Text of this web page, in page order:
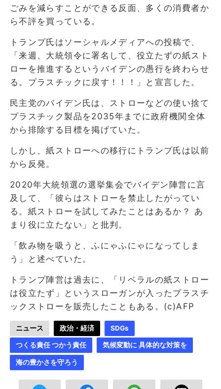
ごみを減らすことができる反面、多くの消費者か
ら不評を買っている。
トランプ氏はソーシャルメディアへの投稿で、
「来週、大統領令に署名して、役立たずの紙スト
ローを推進するというバイデンの愚行を終わらせ
る。プラスチックに戻す！！！」と宣言した。
民主党のバイデン氏は、ストローなどの使い捨て
プラスチック製品を2035年までに政府機関全体
から排除する目標を掲げていた。
しかし、紙ストローへの移行にトランプ氏は以前
から反発。
2020年大統領選の選挙集会でバイデン陣営に言
及して、「彼らはストローを禁止したがってい
る。紙ストローを試してみたことはあるか？ あ
まり役に立たない」と批判。
「飲み物を吸うと、ふにゃふにゃになってしま
う」と述べていた。
トランプ陣営は過去に、「リベラルの紙ストロー
は役立たず」というスローガンが入ったプラスチ
ックストローを販売したこともある。(c)AFP
ニュース 政治・経済 SDGs
つくる責任 つかう責任 気候変動に 具体的な対策を
海の豊かさを守ろう